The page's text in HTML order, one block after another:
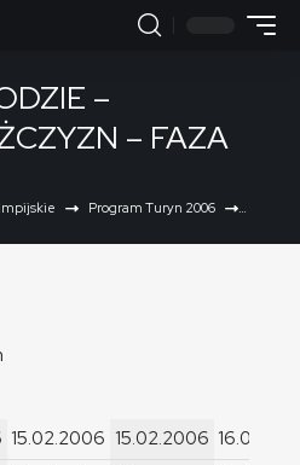
–
– FAZA
Program Turyn 2006
15.02.2006 15.02.2006